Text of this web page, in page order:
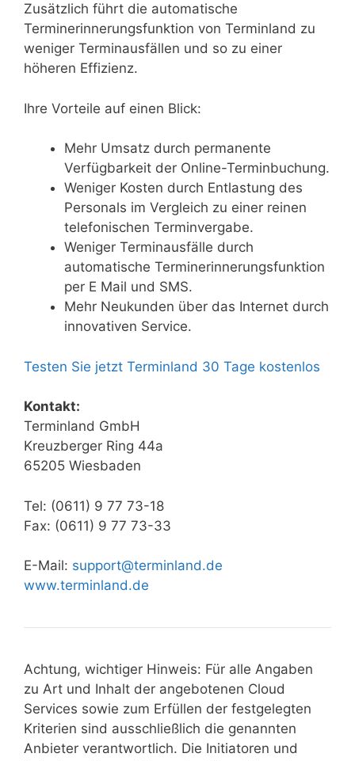
Zusätzlich führt die automatische
Terminerinnerungsfunktion von Terminland zu
weniger Terminausfällen und so zu einer
höheren Effizienz.
Ihre Vorteile auf einen Blick:
Mehr Umsatz durch permanente
Verfügbarkeit der Online-Terminbuchung.
Weniger Kosten durch Entlastung des
Personals im Vergleich zu einer reinen
telefonischen Terminvergabe.
Weniger Terminausfälle durch
automatische Terminerinnerungsfunktion
per E Mail und SMS.
Mehr Neukunden über das Internet durch
innovativen Service.
Testen Sie jetzt Terminland 30 Tage kostenlos
Kontakt:
Terminland GmbH
Kreuzberger Ring 44a
65205 Wiesbaden
Tel: (0611) 9 77 73-18
Fax: (0611) 9 77 73-33
E-Mail: support@terminland.de
www.terminland.de
Achtung, wichtiger Hinweis: Für alle Angaben
zu Art und Inhalt der angebotenen Cloud
Services sowie zum Erfüllen der festgelegten
Kriterien sind ausschließlich die genannten
Anbieter verantwortlich. Die Initiatoren und